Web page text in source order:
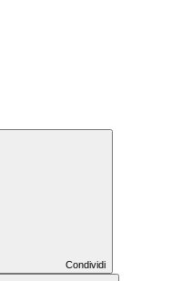
Condividi